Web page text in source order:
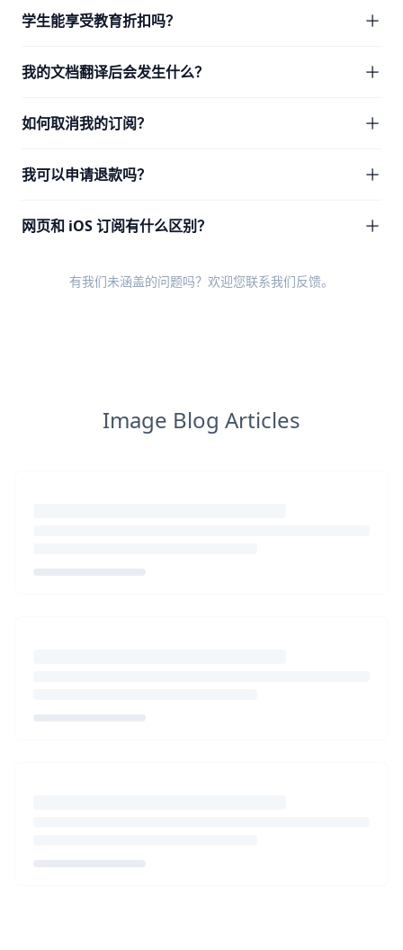
学生能享受教育折扣吗？
我的文档翻译后会发生什么？
如何取消我的订阅？
我可以申请退款吗？
网页和 iOS 订阅有什么区别？
有我们未涵盖的问题吗？欢迎您联系我们反馈。
Image Blog Articles